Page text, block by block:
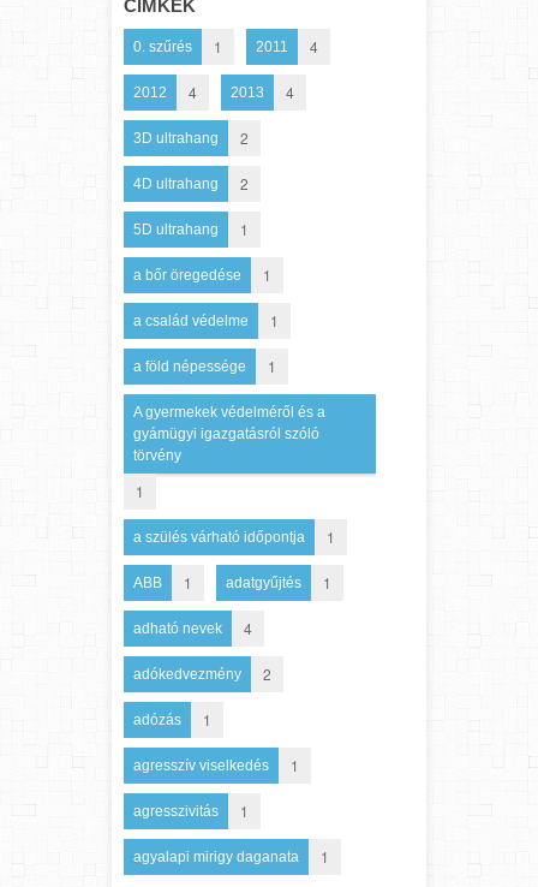
CÍMKÉK
0. szűrés 1 2011 4
2012 4 2013 4
3D ultrahang 2
4D ultrahang 2
5D ultrahang 1
a bőr öregedése 1
a család védelme 1
a föld népessége 1
A gyermekek védelméről és a
gyámügyi igazgatásról szóló
törvény
1
a szülés várható időpontja 1
ABB 1 adatgyűjtés 1
adható nevek 4
adókedvezmény 2
adózás 1
agresszív viselkedés 1
agresszivitás 1
agyalapi mirigy daganata 1